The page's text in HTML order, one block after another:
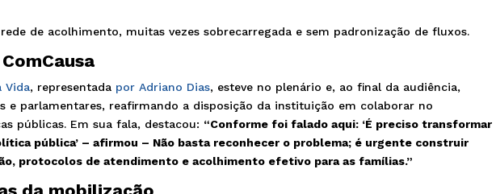
de acolhimento, muitas vezes sobrecarregada e sem padronização de fluxos.
Vida, representada por Adriano Dias, esteve no plenário e, ao final da audiência,
e parlamentares, reafirmando a disposição da instituição em colaborar no
públicas. Em sua fala, destacou: “Conforme foi falado aqui: ‘É preciso transformar
pública’ – afirmou – Não basta reconhecer o problema; é urgente construir
protocolos de atendimento e acolhimento efetivo para as famílias.”